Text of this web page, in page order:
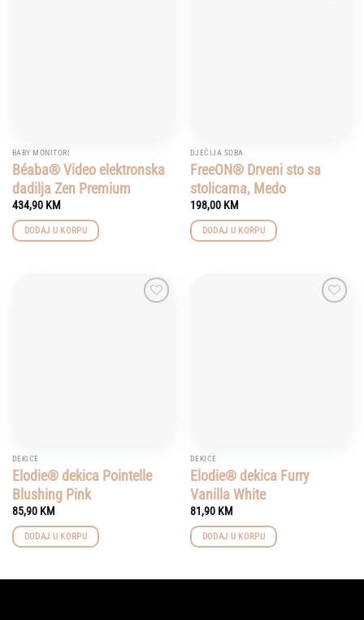
BABY MONITORI
Béaba® Video elektronska
dadilja Zen Premium
434,90 KM
DODAJ U KORPU
DJEČIJA SOBA
FreeON® Drveni sto sa
stolicama, Medo
198,00 KM
DODAJ U KORPU
DEKICE
Elodie® dekica Pointelle
Blushing Pink
85,90 KM
DODAJ U KORPU
DEKICE
Elodie® dekica Furry
Vanilla White
81,90 KM
DODAJ U KORPU